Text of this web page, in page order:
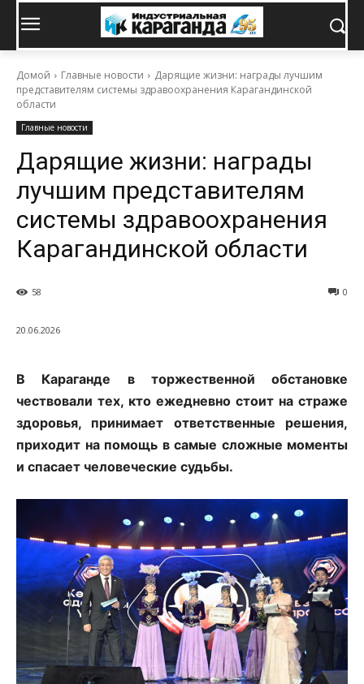
Домой Главные новости
Дарящие жизни: награды лучшим
представителям системы здравоохранения Карагандинской
области
Главные новости
Дарящие жизни: награды
лучшим представителям
системы здравоохранения
Карагандинской области
0
58
20.06.2026
В Караганде в торжественной обстановке
чествовали тех, кто ежедневно стоит на страже
здоровья, принимает ответственные решения,
приходит на помощь в самые сложные моменты
и спасает человеческие судьбы.